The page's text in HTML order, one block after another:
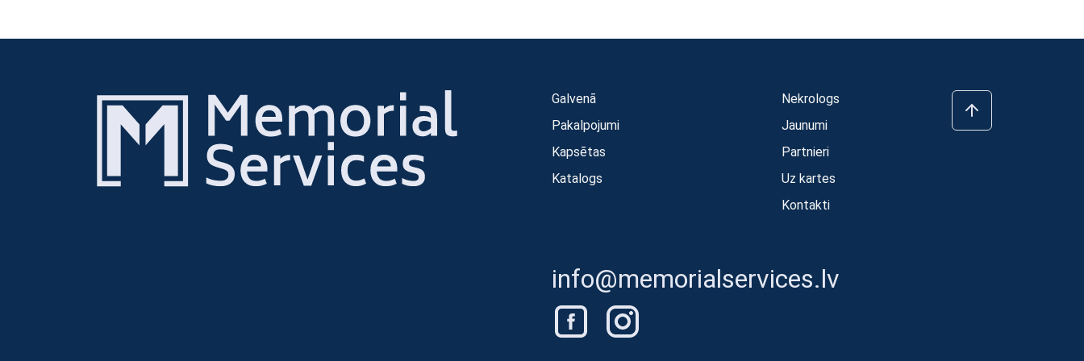
Galvenā
Pakalpojumi
Kapsētas
Katalogs
Nekrologs
Jaunumi
Partnieri
Uz kartes
Kontakti
info@memorialservices.lv